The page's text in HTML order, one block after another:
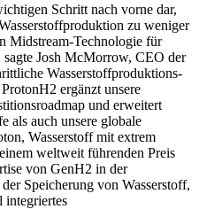
Schritt nach vorne dar,
zu weniger
Midstream-Technologie für
Josh McMorrow, CEO der
Wasserstoffproduktions-
ergänzt unsere
und erweitert
als auch unsere globale
Wasserstoff mit extrem
weltweit führenden Preis
von GenH2 in der
Speicherung von Wasserstoff,
integriertes